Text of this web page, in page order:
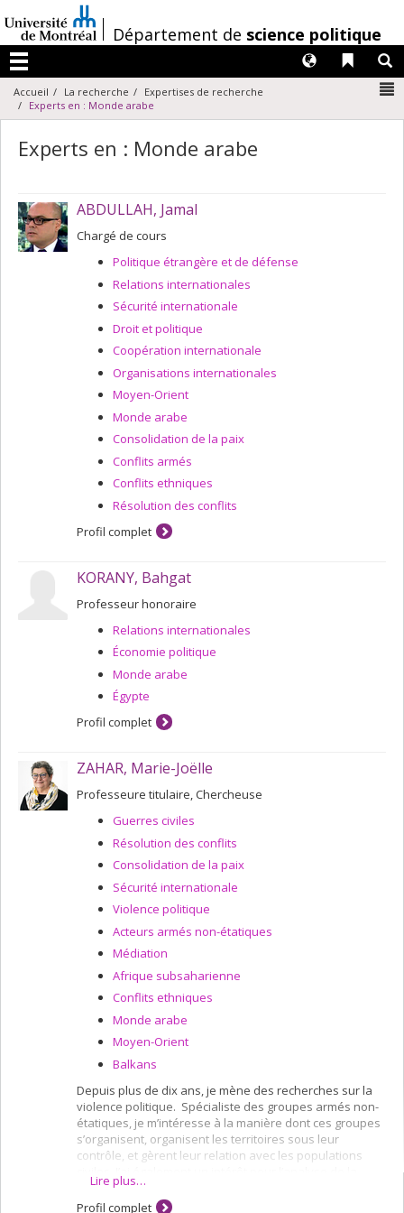
au
contenu
/Département de science politique
Menu
Liens
Langues
Accueil La recherche
Expertises de recherche
Experts en : Monde arabe
Experts en : Monde arabe
ABDULLAH, Jamal
Chargé de cours
Politique étrangère et de défense
Relations internationales
Sécurité internationale
Droit et politique
Coopération internationale
Organisations internationales
Moyen-Orient
Monde arabe
Consolidation de la paix
Conflits armés
Conflits ethniques
Résolution des conflits
Profil complet
KORANY, Bahgat
Professeur honoraire
Relations internationales
Économie politique
Monde arabe
Égypte
Profil complet
ZAHAR, Marie-Joëlle
Professeure titulaire, Chercheuse
Guerres civiles
Résolution des conflits
Consolidation de la paix
Sécurité internationale
Violence politique
Acteurs armés non-étatiques
Médiation
Afrique subsaharienne
Conflits ethniques
Monde arabe
Moyen-Orient
Balkans
Depuis plus de dix ans, je mène des recherches sur la
violence politique. Spécialiste des groupes armés non-
étatiques, je m’intéresse à la manière dont ces groupes
s’organisent, organisent les territoires sous leur
contrôle, et gèrent leur relation avec les populations
violence politique dans des contextes de transition
entre un état de guerre et une situation "post-conflit".
Lire plus…
Profil complet